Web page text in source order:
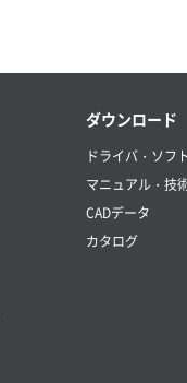
ダウンロード
ドライバ・ソフ
マニュアル・技
CADデータ
カタログ